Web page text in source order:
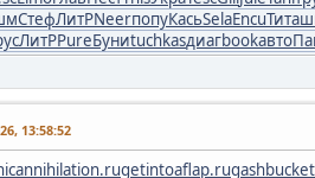
СтефЛитРNeerпопуКасьSelaEncuТита
ЛитРPureБуниtuchkasдиагbookавто
13:58:52
getintoaflap.ru